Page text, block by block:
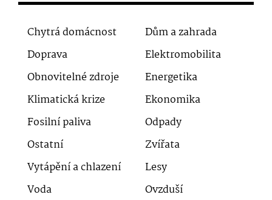
Chytrá domácnost
Dům a zahrada
Doprava
Elektromobilita
Obnovitelné zdroje
Energetika
Klimatická krize
Ekonomika
Fosilní paliva
Odpady
Ostatní
Zvířata
Vytápění a chlazení
Lesy
Voda
Ovzduší